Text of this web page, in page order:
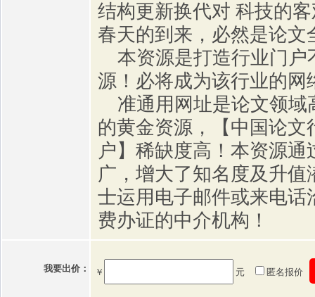
结构更新换代对 科技的
春天的到来，必然是论文
本资源是打造行业门户
源！必将成为该行业的网
准通用网址是论文领域
的黄金资源，【中国论文
户】稀缺度高！本资源通
广，增大了知名度及升值
士运用电子邮件或来电话
费办证的中介机构！
我要出价： ￥ 元 匿名报价